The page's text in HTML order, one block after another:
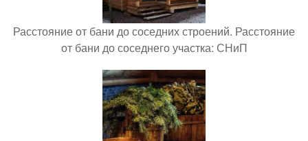
Расстояние от бани до соседних строений. Расстояние
от бани до соседнего участка: СНиП